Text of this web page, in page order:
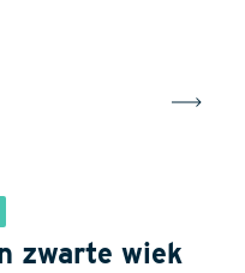
zwarte wiek